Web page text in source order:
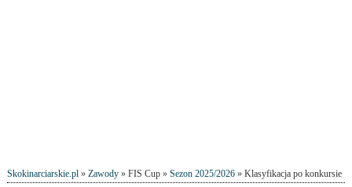
Skokinarciarskie.pl» Zawody» FIS Cup » Sezon 2025/2026» Klasyfikacja po konkursie